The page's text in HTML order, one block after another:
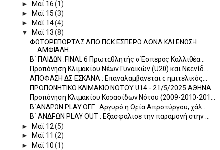
►
Μαΐ 16 (1)
►
Μαΐ 15 (3)
►
Μαΐ 14(4)
▼
Μαΐ 13 (8)
ΦΩΤΟΡΕΠΟΡΤΑΖ ΑΠΟ ΠΟΚ ΕΣΠΕΡΟ ΑΟΝΑ ΚΑΙ ΕΝΩΣΗ
ΑΜΦΙΑΛΗ...
Β΄ ΠΑΙΔΩΝ :FINAL 6 Πρωταθλητής ο Έσπερος Καλλιθέα...
Προπόνηση Κλιμακίου Νέων Γυναικών (U20) και Νεανίδ...
ΑΠΟΦΑΣΗ ΔΣ ΕΣΚΑΝΑ : Επαναλαμβάνεται ο ημιτελικός...
ΠΡΟΠΟΝΗΤΙΚΟ ΚΛΙΜΑΚΙΟ ΝΟΤΟΥ U14 - 21/5/2025 ΑΘΗΝΑ
Προπόνηση Κλιμακίου Κορασίδων Νότου (2009-2010-201...
Β΄ΑΝΔΡΩΝ PLAY OFF : Αργυρό η Θρία Απροπύργου, χάλ...
Β΄ ΑΝΔΡΩΝ PLAY OUT : Εξασφάλισε την παραμονή στην ...
►
Μαΐ 12 (5)
►
Μαΐ 11 (2)
►
Μαΐ 10 (1)